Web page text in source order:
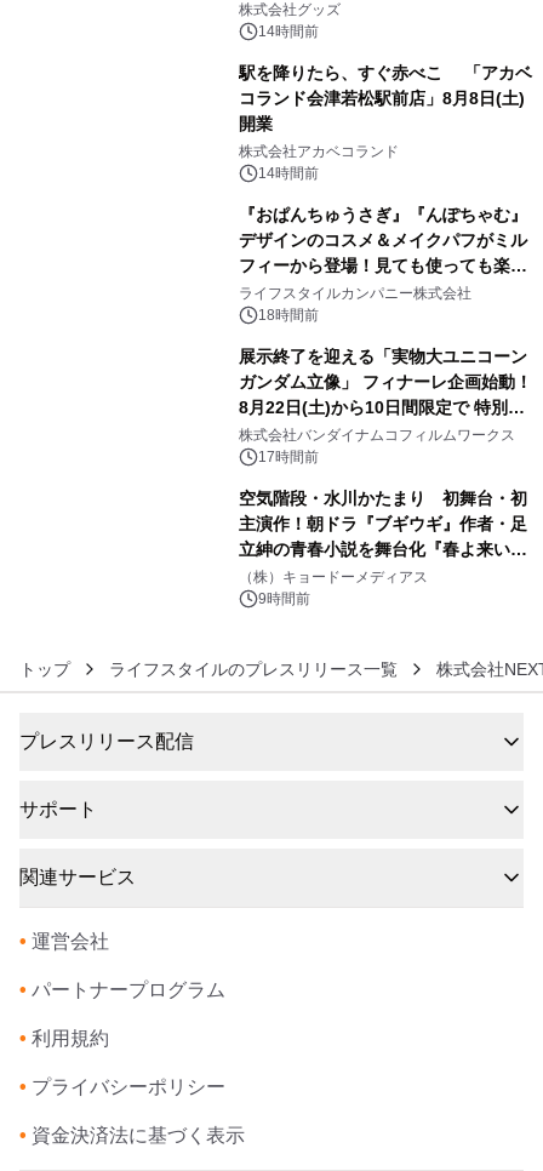
株式会社グッズ
14時間前
駅を降りたら、すぐ赤べこ 「アカベ
コランド会津若松駅前店」8月8日(土)
開業
株式会社アカベコランド
14時間前
『おぱんちゅうさぎ』『んぽちゃむ』
デザインのコスメ＆メイクパフがミル
フィーから登場！見ても使っても楽し
い、ポップでキュートなコレクショ
ン。
ライフスタイルカンパニー株式会社
18時間前
展示終了を迎える「実物大ユニコーン
ガンダム立像」 フィナーレ企画始動！
8月22日(土)から10日間限定で 特別映
像『UNICORN GUNDAM Statue ―
BEYOND POSSIBILITY ―』を上映！
株式会社バンダイナムコフィルムワークス
17時間前
空気階段・水川かたまり 初舞台・初
主演作！朝ドラ『ブギウギ』作者・足
立紳の青春小説を舞台化『春よ来い、
マジで来い』キービジュアル解禁！
（株）キョードーメディアス
9時間前
トップ ライフスタイルのプレスリリース一覧 株式会社
プレスリリース配信
サポート
関連サービス
• 運営会社
• パートナープログラム
• 利用規約
• プライバシーポリシー
• 資金決済法に基づく表示